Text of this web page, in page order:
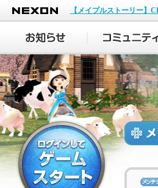
NEXON
【メイプルストーリー】